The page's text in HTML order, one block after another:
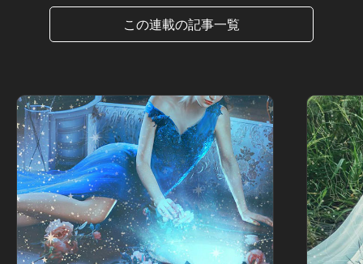
この連載の記事一覧